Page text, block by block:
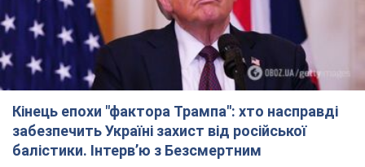
Кінець епохи "фактора Трампа": хто насправді
забезпечить Україні захист від російської
балістики. Інтерв’ю з Безсмертним